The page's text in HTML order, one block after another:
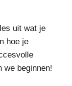
uit wat je
hoe je
we beginnen!